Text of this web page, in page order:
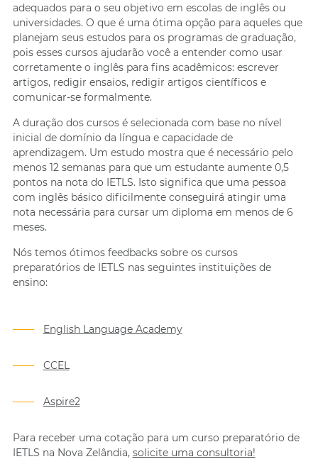
adequados para o seu objetivo em escolas de inglês ou
universidades. O que é uma ótima opção para aqueles que
planejam seus estudos para os programas de graduação,
pois esses cursos ajudarão você a entender como usar
corretamente o inglês para fins acadêmicos: escrever
artigos, redigir ensaios, redigir artigos científicos e
comunicar-se formalmente.
A duração dos cursos é selecionada com base no nível
inicial de domínio da língua e capacidade de
aprendizagem. Um estudo mostra que é necessário pelo
menos 12 semanas para que um estudante aumente 0,5
pontos na nota do IETLS. Isto significa que uma pessoa
com inglês básico dificilmente conseguirá atingir uma
nota necessária para cursar um diploma em menos de 6
meses.
Nós temos ótimos feedbacks sobre os cursos
preparatórios de IETLS nas seguintes instituições de
ensino:
English Language Academy
CCEL
Aspire2
Para receber uma cotação para um curso preparatório de
IETLS na Nova Zelândia, solicite uma consultoria!